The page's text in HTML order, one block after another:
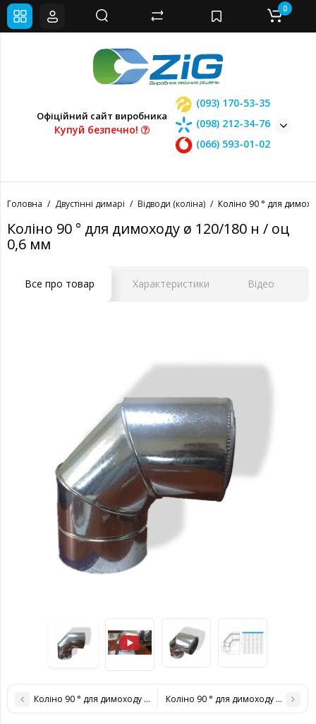
Офіційний сайт виробника
Купуй безпечно!
(093) 170-53-35
(098) 212-34-76
(066) 593-01-02
0
Головна Двустінні димарі Відводи (коліна) Коліно 90 ° для
Коліно 90 ° для димоходу ø 120/180 н / оц
0,6 мм
Все про товар Характеристики Відео
Коліно 90 ° для димоходу ø 110/180 н / оц 0,6 мм
Коліно 90 ° для димоходу ø 130/